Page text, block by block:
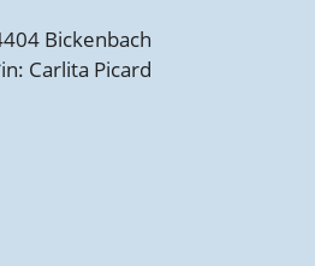
Bickenbach
Carlita Picard